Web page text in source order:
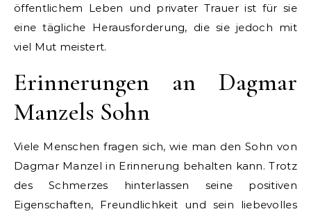
öffentlichem Leben und privater Trauer ist für sie
eine tägliche Herausforderung, die sie jedoch mit
viel Mut meistert.
Erinnerungen an Dagmar
Manzels Sohn
Viele Menschen fragen sich, wie man den Sohn von
Dagmar Manzel in Erinnerung behalten kann. Trotz
des Schmerzes hinterlassen seine positiven
Eigenschaften, Freundlichkeit und sein liebevolles